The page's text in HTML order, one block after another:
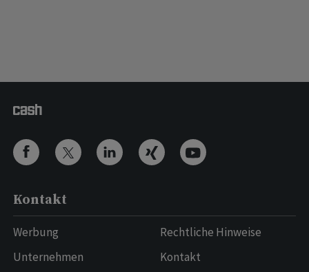
Kontakt
Werbung
Unternehmen
Rechtliche Hinweise
Kontakt